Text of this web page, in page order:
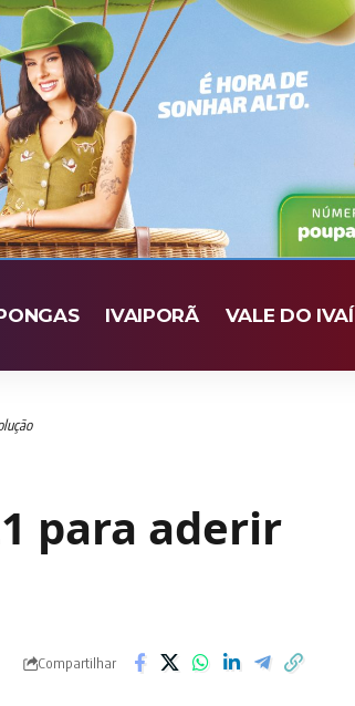
IVAIPORÃ VALE DO IVAÍ
para aderir
Compartilhar